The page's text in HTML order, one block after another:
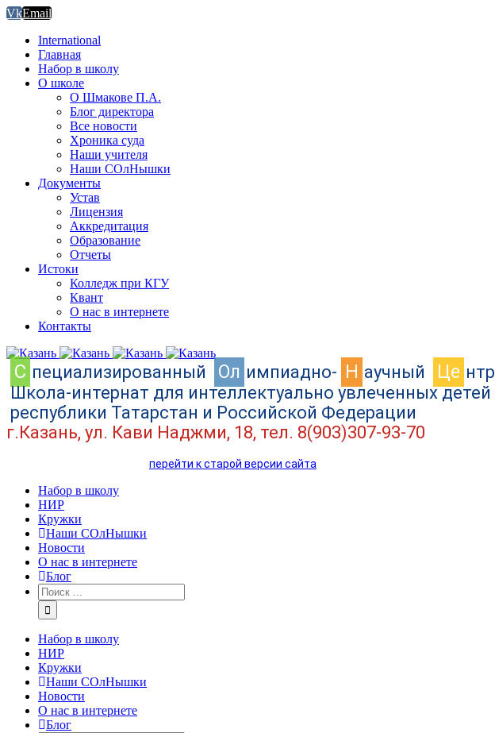
VkEmail
International
Главная
Набор в школу
О школе
О Шмакове П.А.
Блог директора
Все новости
Хроника суда
Наши учителя
Наши СОлНышки
Документы
Устав
Лицензия
Аккредитация
Образование
Отчеты
Истоки
Колледж при КГУ
Квант
О нас в интернете
Контакты
C пециализированный Ол импиадно- Н аучный Це нтр
Школа-интернат для интеллектуально увлеченных детей
республики Татарстан и Российской Федерации
г.Казань, ул. Кави Наджми, 18, тел. 8(903)307-93-70
перейти к старой версии сайта
Набор в школу
НИР
Кружки
Наши СОлНышки
Новости
О нас в интернете
Блог
Набор в школу
НИР
Кружки
Наши СОлНышки
Новости
О нас в интернете
Блог